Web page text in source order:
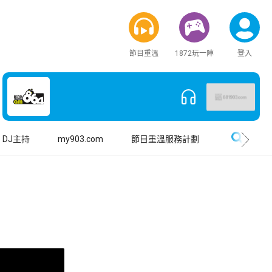
節目重溫 1872玩一陣 登入
DJ主持 my903.com 節目重溫服務計劃